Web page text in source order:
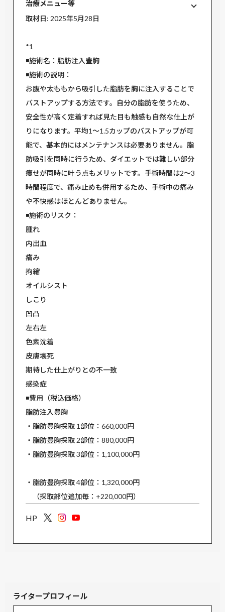
治療メニュー等
取材日: 2025年5月28日
*1
◾️施術名：脂肪注入豊胸
◾️施術の説明：
お腹や太ももから吸引した脂肪を胸に注入することで
バストアップする方法です。自分の脂肪を使うため、
安全性が高く定着すれば見た目も触感も自然な仕上が
りになります。平均1〜1.5カップのバストアップが可
能で、基本的にはメンテナンスは必要ありません。脂
肪吸引を同時に行うため、ダイエットでは難しい部分
痩せが同時に叶う点もメリットです。手術時間は2〜3
時間程度で、痛み止めも併用するため、手術中の痛み
や不快感はほとんどありません。
◾️施術のリスク：
腫れ
内出血
痛み
拘縮
オイルシスト
しこり
凹凸
左右左
色素沈着
皮膚壊死
期待した仕上がりとの不一致
感染症
◾️費用（税込価格）
脂肪注入豊胸
・脂肪豊胸採取 1部位：660,000円
・脂肪豊胸採取 2部位：880,000円
・脂肪豊胸採取 3部位：1,100,000円
・脂肪豊胸採取 4部位：1,320,000円
（採取部位追加毎：+220,000円）
HP
ライタープロフィール